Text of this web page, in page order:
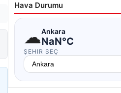
Hava Durumu
☁Ankara
NaN°C
ŞEHIR SEÇ